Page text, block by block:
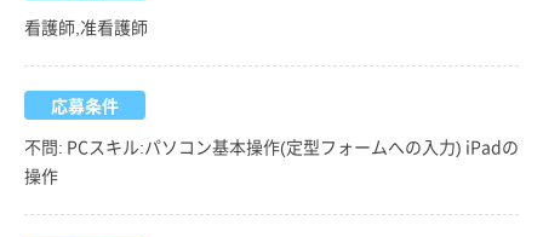
看護師,准看護師
応募条件
不問: PCスキル:パソコン基本操作(定型フォームへの入力) iPadの
操作